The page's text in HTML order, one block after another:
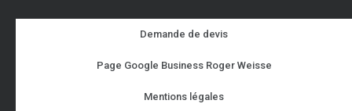
Demande de devis
Page Google Business Roger Weisse
Mentions légales